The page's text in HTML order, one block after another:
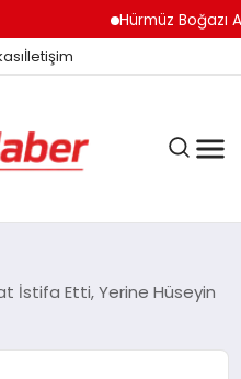
Hürmüz Boğazı
İletişim
İstifa Etti, Yerine Hüseyin